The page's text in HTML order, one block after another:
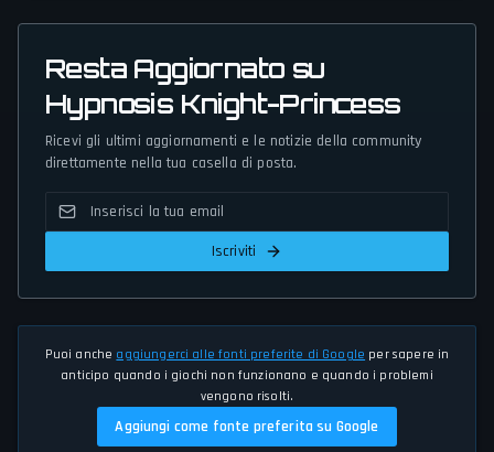
Resta Aggiornato su
Hypnosis Knight-Princess
Ricevi gli ultimi aggiornamenti e le notizie della community
direttamente nella tua casella di posta.
Iscriviti
Puoi anche aggiungerci alle fonti preferite di Google per sapere in
anticipo quando i giochi non funzionano e quando i problemi
vengono risolti.
Aggiungi come fonte preferita su Google